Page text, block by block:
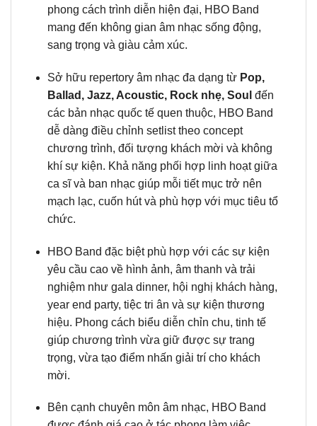
phong cách trình diễn hiện đại, HBO Band
mang đến không gian âm nhạc sống động,
sang trọng và giàu cảm xúc.
Sở hữu repertory âm nhạc đa dạng từ Pop,
Ballad, Jazz, Acoustic, Rock nhẹ, Soul đến
các bản nhạc quốc tế quen thuộc, HBO Band
dễ dàng điều chỉnh setlist theo concept
chương trình, đối tượng khách mời và không
khí sự kiện. Khả năng phối hợp linh hoạt giữa
ca sĩ và ban nhạc giúp mỗi tiết mục trở nên
mạch lạc, cuốn hút và phù hợp với mục tiêu tổ
chức.
HBO Band đặc biệt phù hợp với các sự kiện
yêu cầu cao về hình ảnh, âm thanh và trải
nghiệm như gala dinner, hội nghị khách hàng,
year end party, tiệc tri ân và sự kiện thương
hiệu. Phong cách biểu diễn chỉn chu, tinh tế
giúp chương trình vừa giữ được sự trang
trọng, vừa tạo điểm nhấn giải trí cho khách
mời.
Bên cạnh chuyên môn âm nhạc, HBO Band